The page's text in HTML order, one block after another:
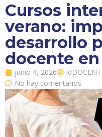
Cursos
verano:
desarrollo
docente
junio 4, 2026
No hay comentarios